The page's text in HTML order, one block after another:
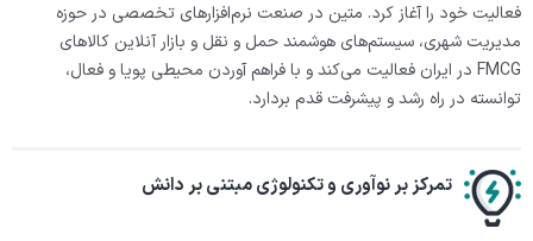
فعالیت خود را آغاز کرد. متین در صنعت نرم‌افزارهای تخصصی در حوزه
مدیریت شهری، سیستم‌های هوشمند حمل و نقل و بازار آنلاین کالاهای
FMCG در ایران فعالیت می‌کند و با فراهم آوردن محیطی پویا و فعال،
توانسته در راه رشد و پیشرفت قدم بردارد.
تمرکز بر نوآوری وتکنولوژی مبتنی بر دانش